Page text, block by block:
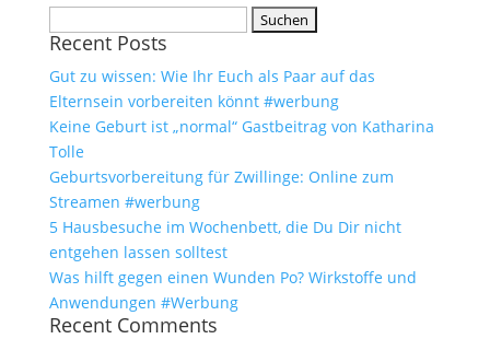
nach:
Recent Posts
Gut zu wissen: Wie Ihr Euch als Paar auf das
Elternsein vorbereiten könnt #werbung
Keine Geburt ist „normal“ Gastbeitrag von Katharina
Tolle
Geburtsvorbereitung für Zwillinge: Online zum
Streamen #werbung
5 Hausbesuche im Wochenbett, die Du Dir nicht
entgehen lassen solltest
Was hilft gegen einen Wunden Po? Wirkstoffe und
Anwendungen #Werbung
Recent Comments